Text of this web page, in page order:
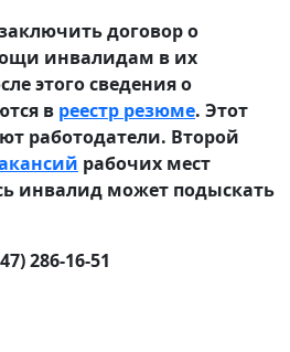
договор о
инвалидам в их
этого сведения о
в реестр резюме. Этот
работодатели. Второй
рабочих мест
инвалид может подыскать
286-16-51